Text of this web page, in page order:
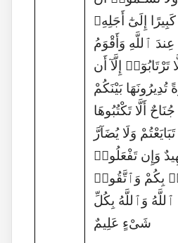
إِلَىٰٓ أَجَلِهِۦ
ٱللَّهِ وَأَقْوَمُ
تَرْتَابُوٓا۟ إِلَّآ أَن
بَيْنَكُمْ
أَلَّا تَكْتُبُوهَا
وَلَا يُضَآرَّ
وَإِن تَفْعَلُوا۟
بِكُمْ وَٱتَّقُوا۟
وَٱللَّهُ بِكُلِّ
شَىْءٍ عَلِيمٌ